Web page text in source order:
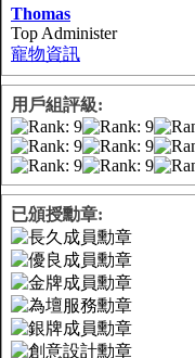
Thomas
Top Administer
寵物資訊
用戶組評級:
已頒授勳章: